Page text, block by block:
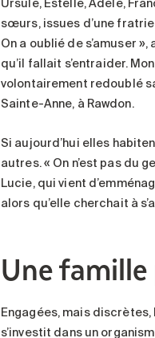
Ursule, Estelle, Adèle,
sœurs, issues d’une
On a oublié de s’amuser
qu’il fallait s’entraider.
volontairement redoublé
Sainte-Anne, à Rawdon.
Si aujourd’hui elles
autres. « On n’est pas du
Lucie, qui vient
alors qu’elle cherchait à
Une
Engagées, mais
s’investit dans un